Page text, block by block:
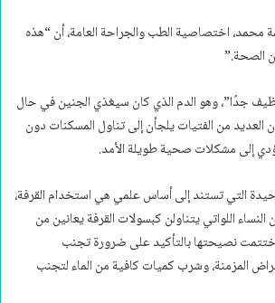
اختصاصية الطب والجراحة العامة، أن “هذه
الصحة.”
جدًا”، وهو الدم الذي كان سيغذي الجنين في حال
من الفتيات يلجأن إلى تناول المسكنات دون
إلى مشكلات صحية طويلة الأمد.
التي تستند إلى أساس علمي هي استخدام القرفة،
اللواتي يتناولن كبسولات القرفة يعانين من
نصيحتها بالتأكيد على ضرورة تجنب
المزمنة، وشرب كميات كافية من الماء لتجنب